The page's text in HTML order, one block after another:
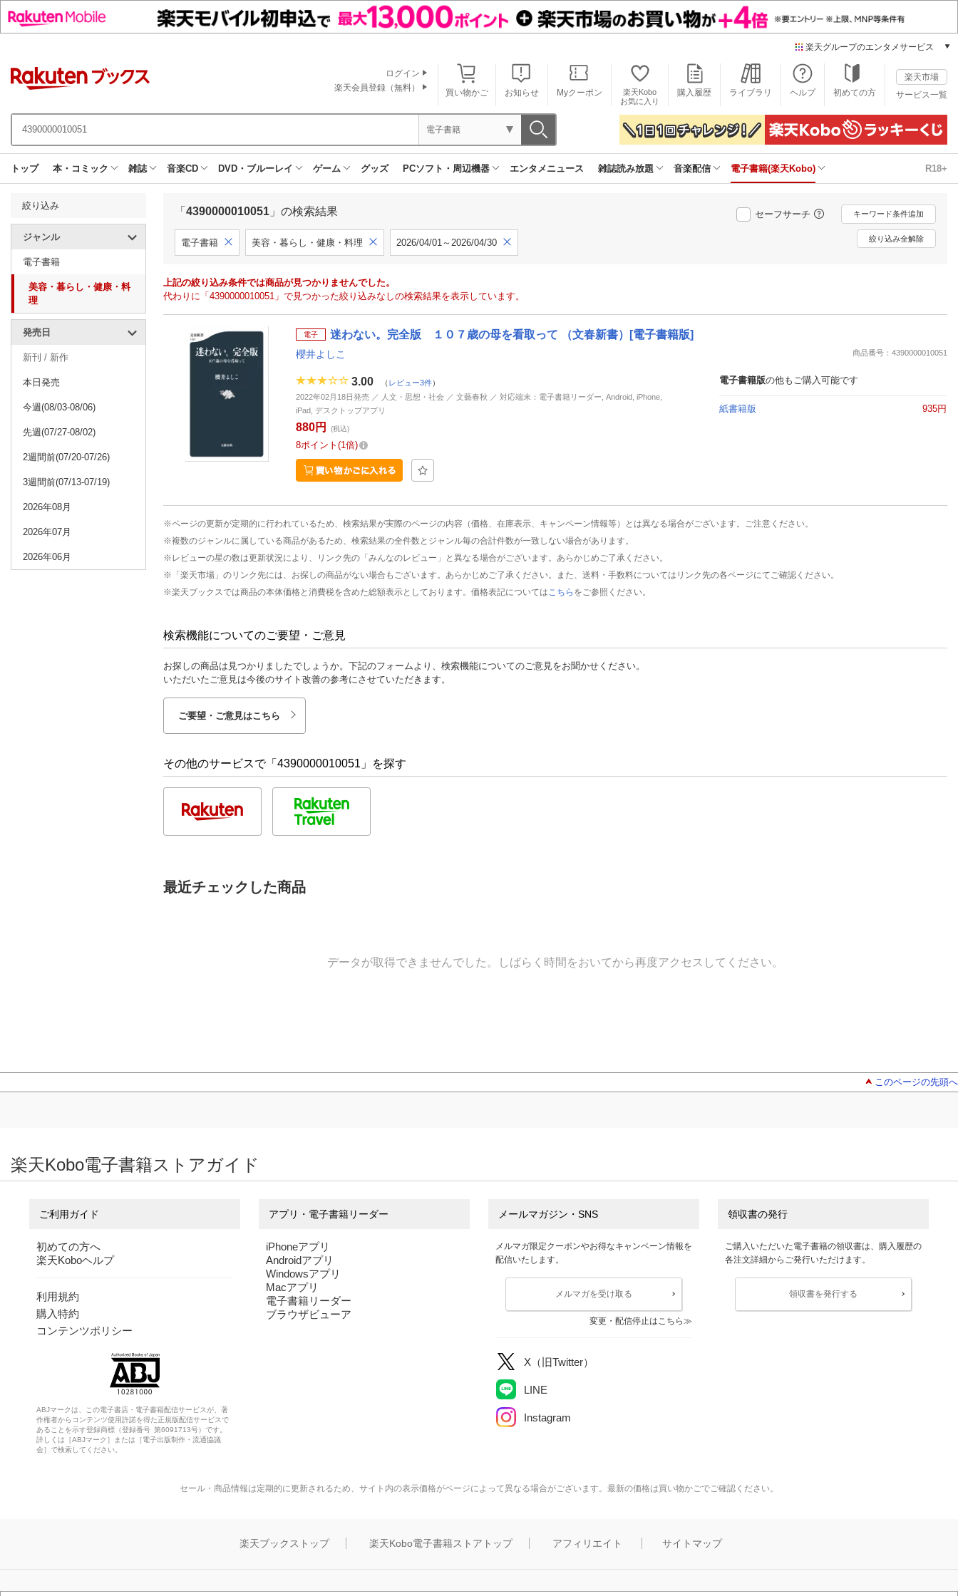
楽天グループのエンタメサービス
本/ゲーム/CD/DVD
楽天ブックス
電子書籍
楽天Kobo
雑誌読み放題
楽天ミュージック
動画配信
楽天TV
動画配信ガイド
推し楽
買い物かご お知らせ Myクーポン
楽天Kobo
お気に入り
購入履歴 ライブラリ ヘルプ 初めての方
楽天市場
サービス一覧
ログイン
楽天会員登録（無料）
電子書籍
トップ 本・コミック 雑誌 音楽CD DVD・ブルーレイ ゲーム グッズ PCソフト・周辺機器 エンタメニュース 雑誌読み放題 音楽配信 電子書籍(楽天Kobo) R18+
絞り込み
ジャンル
電子書籍
美容・暮らし・健康・料
理
発売日
新刊 / 新作
本日発売
今週(08/03-08/06)
先週(07/27-08/02)
2週間前(07/20-07/26)
3週間前(07/13-07/19)
2026年08月
2026年07月
2026年06月
「 4390000010051 」の検索結果 セーフサーチ キーワード条件追加
電子書籍 美容・暮らし・健康・料理 2026/04/01～2026/04/30 絞り込み全解除
上記の絞り込み条件では商品が見つかりませんでした。
代わりに「4390000010051」で見つかった絞り込みなしの検索結果を表示しています。
電子 迷わない。完全版 １０７歳の母を看取って （文春新書）[電子書籍版]
櫻井よしこ 商品番号：4390000010051
3.00 （ レビュー3件）
2022年02月18日発売 ／ 人文・思想・社会 ／ 文藝春秋 ／ 対応端末：電子書籍リーダー, Android, iPhone,
iPad, デスクトップアプリ
880円 (税込)
8ポイント 1倍
電子書籍版の他もご購入可能です
紙書籍版 935円
※ページの更新が定期的に行われているため、検索結果が実際のページの内容（価格、在庫表示、キャンペーン情報等）とは異なる場合がございます。ご注意ください。
※複数のジャンルに属している商品があるため、検索結果の全件数とジャンル毎の合計件数が一致しない場合があります。
※レビューの星の数は更新状況により、リンク先の「みんなのレビュー」と異なる場合がございます。あらかじめご了承ください。
※「楽天市場」のリンク先には、お探しの商品がない場合もございます。あらかじめご了承ください。また、送料・手数料についてはリンク先の各ページにてご確認ください。
※楽天ブックスでは商品の本体価格と消費税を含めた総額表示としております。価格表記については こちら をご参照ください。
検索機能についてのご要望・ご意見
お探しの商品は見つかりましたでしょうか。下記のフォームより、検索機能についてのご意見をお聞かせください。
いただいたご意見は今後のサイト改善の参考にさせていただきます。
ご要望・ご意見はこちら
その他のサービスで「4390000010051」を探す
最近チェックした商品
データが取得できませんでした。しばらく時間をおいてから再度アクセスしてください。
このページの先頭へ
楽天Kobo電子書籍ストアガイド
ご利用ガイド
初めての方へ
楽天Koboヘルプ
利用規約
購入特約
コンテンツポリシー
ABJマークは、この電子書店・電子書籍配信サービスが、著
作権者からコンテンツ使用許諾を得た正規版配信サービスで
あることを示す登録商標（登録番号 第6091713号）です。
詳しくは［ABJマーク］または［電子出版制作・流通協議
会］で検索してください。
アプリ・電子書籍リーダー
iPhoneアプリ
Androidアプリ
Windowsアプリ
Macアプリ
電子書籍リーダー
ブラウザビューア
メールマガジン・SNS
メルマガ限定クーポンやお得なキャンペーン情報を
配信いたします。
メルマガを受け取る
変更・配信停止はこちら
X（旧Twitter）
LINE
Instagram
領収書の発行
ご購入いただいた電子書籍の領収書は、購入履歴の
各注文詳細からご発行いただけます。
領収書を発行する
セール・商品情報は定期的に更新されるため、サイト内の表示価格がページによって異なる場合がございます。最新の価格は買い物かごでご確認ください。
楽天ブックストップ 楽天Kobo電子書籍ストアトップ アフィリエイト サイトマップ